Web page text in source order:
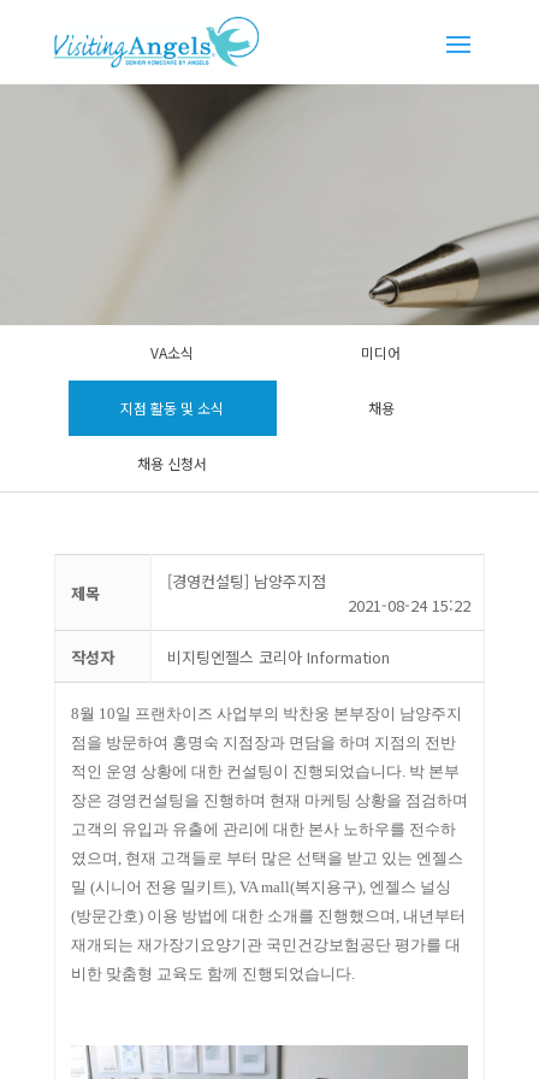
VA소식 미디어
지점 활동 및 소식 채용
채용 신청서
제목
[경영컨설팅] 남양주지점
2021-08-24 15:22
작성자 비지팅엔젤스 코리아 Information
8월 10일 프랜차이즈 사업부의 박찬웅 본부장이 남양주지
점을 방문하여 홍명숙 지점장과 면담을 하며 지점의 전반
적인 운영 상황에 대한 컨설팅이 진행되었습니다. 박 본부
장은 경영컨설팅을 진행하며 현재 마케팅 상황을 점검하며
고객의 유입과 유출에 관리에 대한 본사 노하우를 전수하
였으며, 현재 고객들로 부터 많은 선택을 받고 있는 엔젤스
밀 (시니어 전용 밀키트), VA mall(복지용구), 엔젤스 널싱
(방문간호) 이용 방법에 대한 소개를 진행했으며, 내년부터
재개되는 재가장기요양기관 국민건강보험공단 평가를 대
비한 맞춤형 교육도 함께 진행되었습니다.